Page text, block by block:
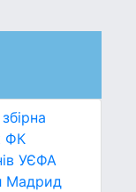
ФК
УЄФА
Мадрид